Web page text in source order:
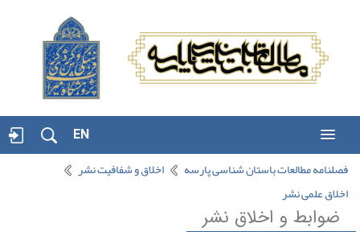
EN
فصلنامه مطالعات باستان شناسی پارسه
اخلاق و شفافیت نشر
اخلاق علمی نشر
ضوابط و اخلاق نشر